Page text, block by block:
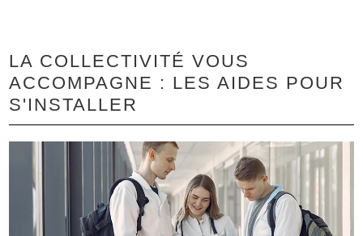
LA COLLECTIVITÉ VOUS
ACCOMPAGNE : LES AIDES POUR
S'INSTALLER